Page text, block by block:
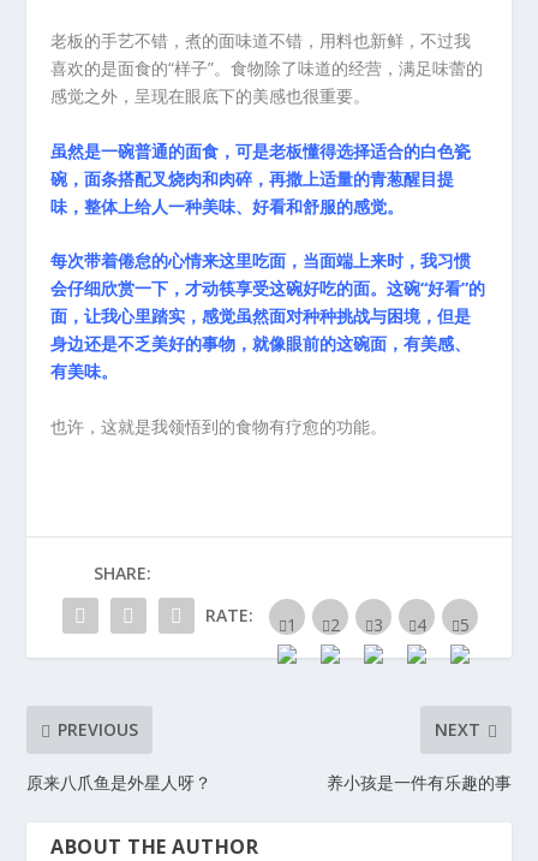
老板的手艺不错，煮的面味道不错，用料也新鲜，不过我
喜欢的是面食的“样子”。食物除了味道的经营，满足味蕾的
感觉之外，呈现在眼底下的美感也很重要。
虽然是一碗普通的面食，可是老板懂得选择适合的白色瓷
碗，面条搭配叉烧肉和肉碎，再撒上适量的青葱醒目提
味，整体上给人一种美味、好看和舒服的感觉。
每次带着倦怠的心情来这里吃面，当面端上来时，我习惯
会仔细欣赏一下，才动筷享受这碗好吃的面。这碗“好看”的
面，让我心里踏实，感觉虽然面对种种挑战与困境，但是
身边还是不乏美好的事物，就像眼前的这碗面，有美感、
有美味。
也许，这就是我领悟到的食物有疗愈的功能。
SHARE:
RATE:
PREVIOUS
原来八爪鱼是外星人呀？
NEXT
养小孩是一件有乐趣的事
ABOUT THE AUTHOR